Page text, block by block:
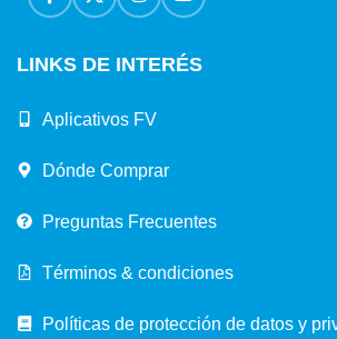
LINKS DE INTERÉS
Aplicativos FV
Dónde Comprar
Preguntas Frecuentes
Términos & condiciones
Políticas de protección de datos y